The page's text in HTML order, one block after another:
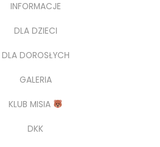
INFORMACJE
DLA DZIECI
DLA DOROSŁYCH
GALERIA
KLUB MISIA
DKK